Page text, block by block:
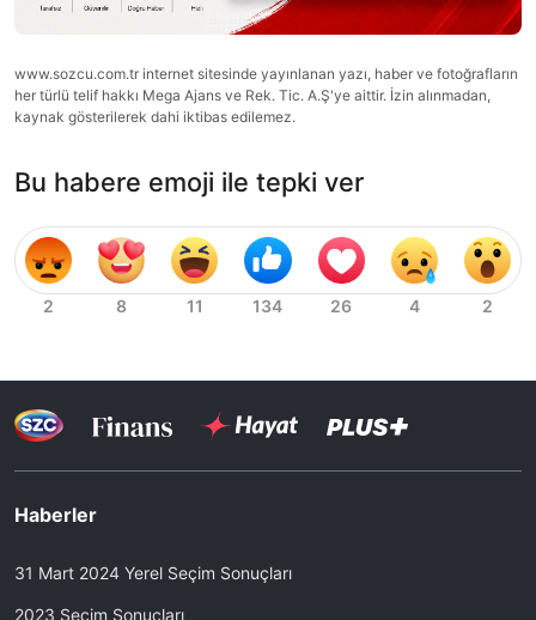
www.sozcu.com.tr internet sitesinde yayınlanan yazı, haber ve fotoğrafların
her türlü telif hakkı Mega Ajans ve Rek. Tic. A.Ş'ye aittir. İzin alınmadan,
kaynak gösterilerek dahi iktibas edilemez.
Bu habere emoji ile tepki ver
Haberler
31 Mart 2024 Yerel Seçim Sonuçları
2023 Seçim Sonuçları